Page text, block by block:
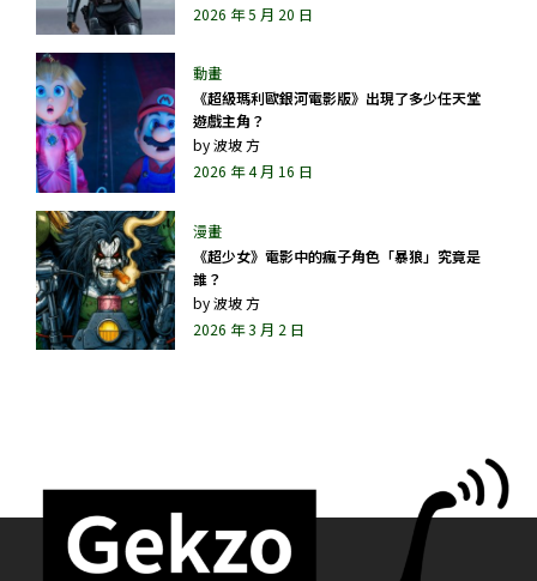
2026 年 5 月 20 日
《超級瑪利歐銀河電影版》出現了多少任天堂
遊戲主角？
by波坡 方
2026 年 4 月 16 日
《超少女》電影中的瘋子角色「暴狼」究竟是
誰？
by波坡 方
2026 年 3 月 2 日